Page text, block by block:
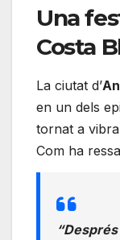
Una
Costa
La ciutat d’
en un dels
tornat a
Com ha